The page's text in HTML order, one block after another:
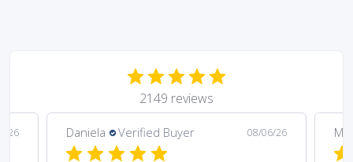
2149 reviews
26 Daniela Verified Buyer 08/06/26